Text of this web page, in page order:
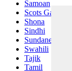
Samoan
Scots Gaelic
Shona
Sindhi
Sundanese
Swahili
Tajik
Tamil